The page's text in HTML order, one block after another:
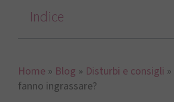
Home » Blog » Disturbi e consigli »
fanno ingrassare?
Indice